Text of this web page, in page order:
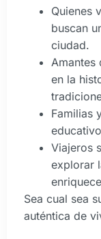
Quienes
buscan
ciudad.
Amantes
en la
Familias
Viajeros
explorar
Sea cual sea
auténtica de